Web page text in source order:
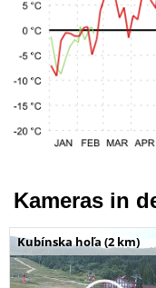
Kameras in
Kubínska hoľa (2 km)